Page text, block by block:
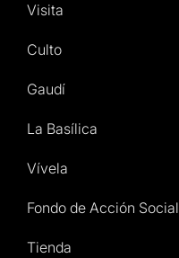
Visita
Culto
Gaudí
La Basílica
Vívela
Fondo de Acción Social
Tienda